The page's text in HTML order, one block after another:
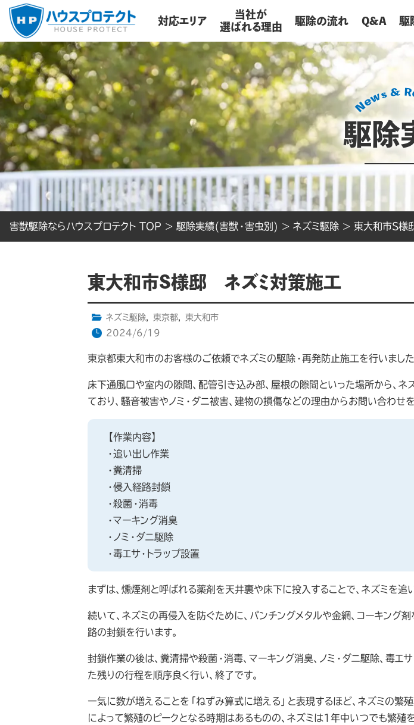
対応エリア
当社が
選ばれる理由
駆除の流れ Q&A 駆
駆除
害獣駆除ならハウスプロテクト TOP > 駆除実績(害獣・害虫別) > ネズミ駆除 > 東大和市S様
東大和市S様邸 ネズミ対策施工
ネズミ駆除, 東京都,
東大和市
2024/6/19
東京都東大和市のお客様のご依頼でネズミの駆除・再発防止施工を行いました
床下通風口や室内の隙間、配管引き込み部、屋根の隙間といった場所から、ネ
ており、騒音被害やノミ・ダニ被害、建物の損傷などの理由からお問い合わせ
【作業内容】
・追い出し作業
・糞清掃
・侵入経路封鎖
・殺菌・消毒
・マーキング消臭
・ノミ・ダニ駆除
・毒エサ・トラップ設置
まずは、燻煙剤と呼ばれる薬剤を天井裏や床下に投入することで、ネズミを追
続いて、ネズミの再侵入を防ぐために、パンチングメタルや金網、コーキング
路の封鎖を行います。
封鎖作業の後は、糞清掃や殺菌・消毒、マーキング消臭、ノミ・ダニ駆除、毒エ
た残りの行程を順序良く行い、終了です。
一気に数が増えることを「ねずみ算式に増える」と表現するほど、ネズミの繁
によって繁殖のピークとなる時期はあるものの、ネズミは1年中いつでも繁殖